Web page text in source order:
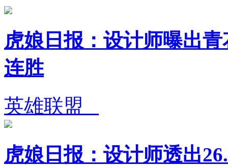
虎娘日报：设计师曝出
连胜
英雄联盟
虎娘日报：设计师透出